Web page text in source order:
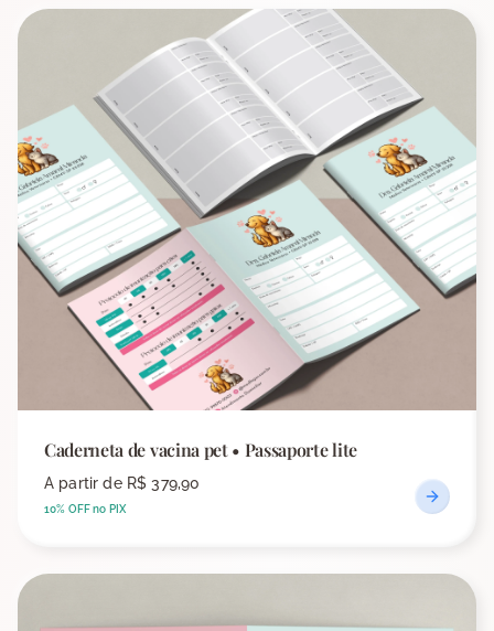
Caderneta de vacina pet • Passaporte lite
A partir de R$ 379,90
10% OFF no PIX